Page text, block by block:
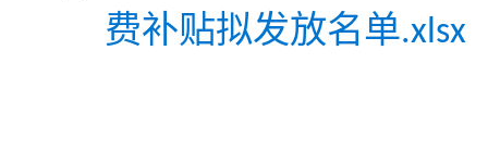
费补贴拟发放名单.xlsx